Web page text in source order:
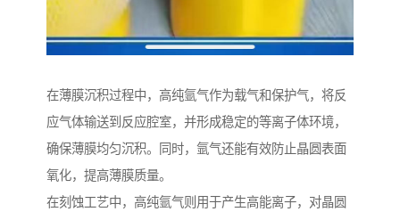
在薄膜沉积过程中，高纯氩气作为载气和保护气，将反
应气体输送到反应腔室，并形成稳定的等离子体环境，
确保薄膜均匀沉积。同时，氩气还能有效防止晶圆表面
氧化，提高薄膜质量。
在刻蚀工艺中，高纯氩气则用于产生高能离子，对晶圆